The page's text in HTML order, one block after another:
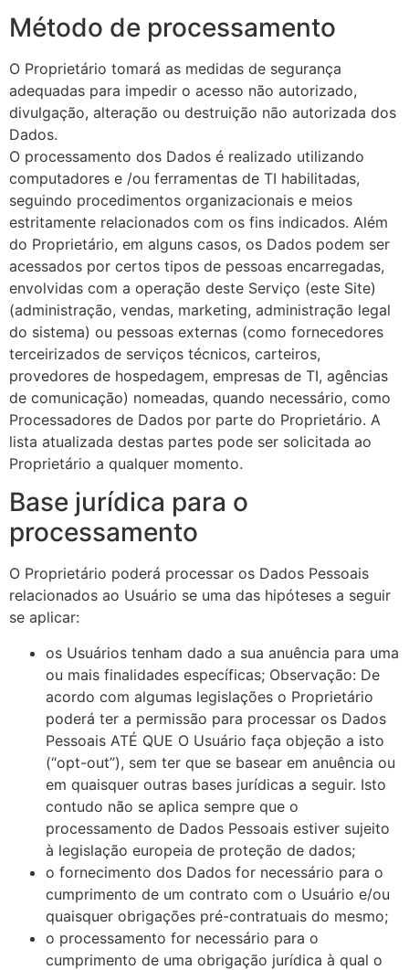
Método de processamento
O Proprietário tomará as medidas de segurança
adequadas para impedir o acesso não autorizado,
divulgação, alteração ou destruição não autorizada dos
Dados.
O processamento dos Dados é realizado utilizando
computadores e /ou ferramentas de TI habilitadas,
seguindo procedimentos organizacionais e meios
estritamente relacionados com os fins indicados. Além
do Proprietário, em alguns casos, os Dados podem ser
acessados por certos tipos de pessoas encarregadas,
envolvidas com a operação deste Serviço (este Site)
(administração, vendas, marketing, administração legal
do sistema) ou pessoas externas (como fornecedores
terceirizados de serviços técnicos, carteiros,
provedores de hospedagem, empresas de TI, agências
de comunicação) nomeadas, quando necessário, como
Processadores de Dados por parte do Proprietário. A
lista atualizada destas partes pode ser solicitada ao
Proprietário a qualquer momento.
Base jurídica para o
processamento
O Proprietário poderá processar os Dados Pessoais
relacionados ao Usuário se uma das hipóteses a seguir
se aplicar:
os Usuários tenham dado a sua anuência para uma
ou mais finalidades específicas; Observação: De
acordo com algumas legislações o Proprietário
poderá ter a permissão para processar os Dados
Pessoais ATÉ QUE O Usuário faça objeção a isto
(“opt-out”), sem ter que se basear em anuência ou
em quaisquer outras bases jurídicas a seguir. Isto
contudo não se aplica sempre que o
processamento de Dados Pessoais estiver sujeito
à legislação europeia de proteção de dados;
o fornecimento dos Dados for necessário para o
cumprimento de um contrato com o Usuário e/ou
quaisquer obrigações pré-contratuais do mesmo;
o processamento for necessário para o
cumprimento de uma obrigação jurídica à qual o